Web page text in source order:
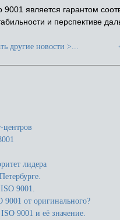
является гарантом
и перспективе
другие новости >...
центров
лидера
9001.
9001 от оригинального?
9001 и её значение.